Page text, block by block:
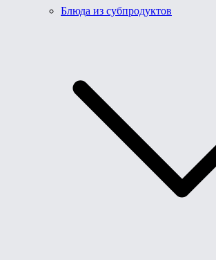
Блюда из субпродуктов